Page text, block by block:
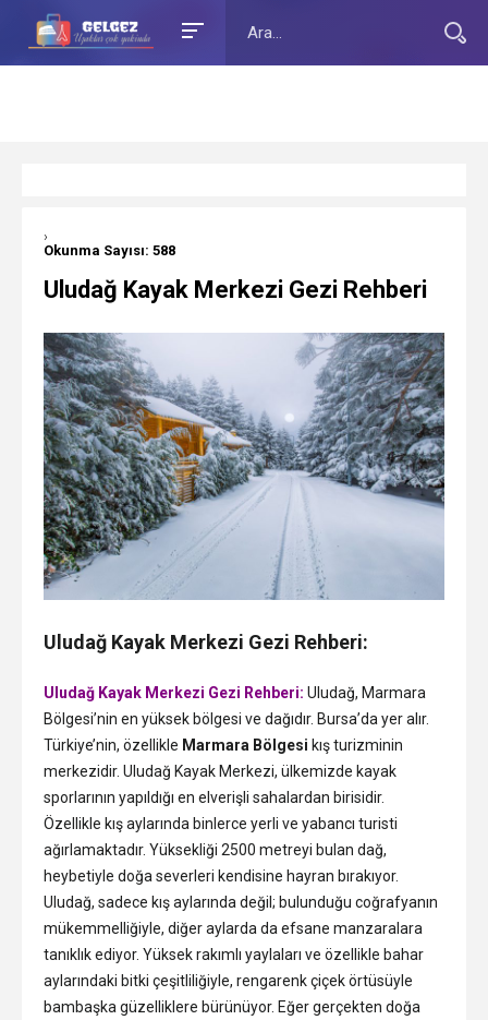
›
Okunma Sayısı: 588
Uludağ Kayak Merkezi Gezi Rehberi
Uludağ Kayak Merkezi Gezi Rehberi:
Uludağ Kayak Merkezi Gezi Rehberi: Uludağ, Marmara
Bölgesi’nin en yüksek bölgesi ve dağıdır. Bursa’da yer alır.
Türkiye’nin, özellikle Marmara Bölgesi kış turizminin
merkezidir. Uludağ Kayak Merkezi, ülkemizde kayak
sporlarının yapıldığı en elverişli sahalardan birisidir.
Özellikle kış aylarında binlerce yerli ve yabancı turisti
ağırlamaktadır. Yüksekliği 2500 metreyi bulan dağ,
heybetiyle doğa severleri kendisine hayran bırakıyor.
Uludağ, sadece kış aylarında değil; bulunduğu coğrafyanın
mükemmelliğiyle, diğer aylarda da efsane manzaralara
tanıklık ediyor. Yüksek rakımlı yaylaları ve özellikle bahar
aylarındaki bitki çeşitliliğiyle, rengarenk çiçek örtüsüyle
bambaşka güzelliklere bürünüyor. Eğer gerçekten doğa